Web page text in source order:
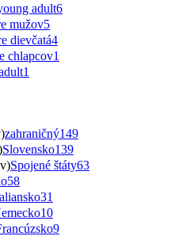
adult6
mužov5
dievčatá4
chlapcov1
1
zahraničný149
Slovensko139
Spojené štáty63
58
31
10
9